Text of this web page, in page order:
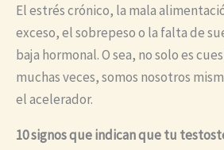
El estrés crónico, la mala
exceso, el sobrepeso o la falta de
baja hormonal. O sea, no solo es
muchas veces, somos nosotros
el acelerador.
10 signos que indican que tu